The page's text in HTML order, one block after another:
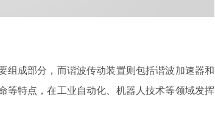
组成部分，而谐波传动装置则包括谐波加速器和
等特点，在工业自动化、机器人技术等领域发挥